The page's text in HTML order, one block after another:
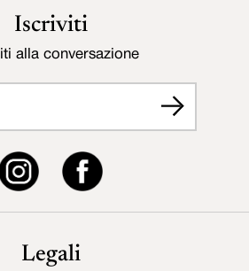
Legali
Iscriviti
alla conversazione